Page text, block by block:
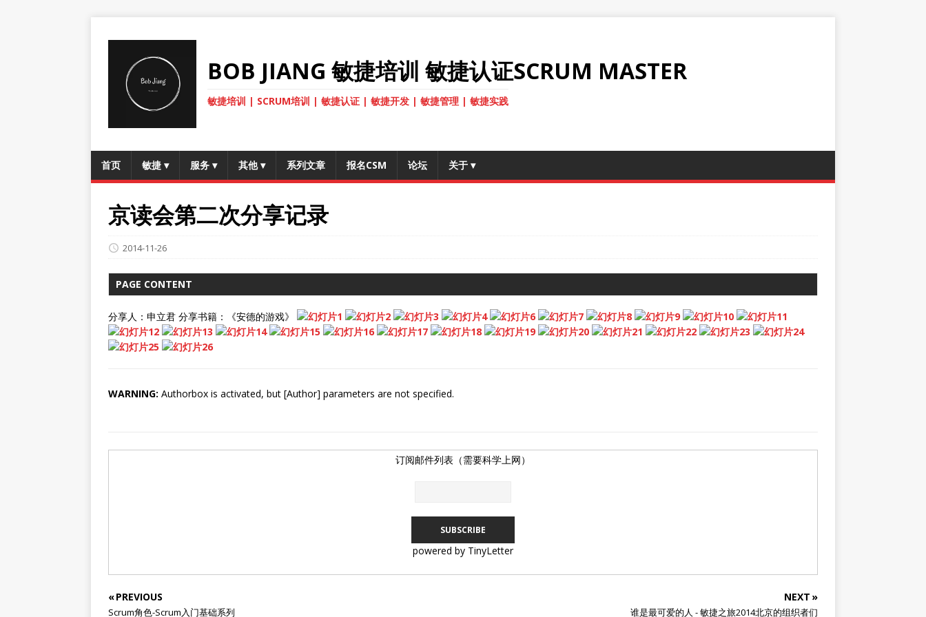
BOB JIANG 敏捷培训 敏捷认证SCRUM MASTER
敏捷培训 | SCRUM培训 | 敏捷认证 | 敏捷开发 | 敏捷管理 | 敏捷实践
首页 敏捷 ▾ 服务 ▾ 其他 ▾ 系列文章 报名CSM 论坛 关于 ▾
京读会第二次分享记录
2014-11-26
PAGE CONTENT
分享人：申立君 分享书籍：《安德的游戏》
WARNING: Authorbox is activated, but [Author] parameters are not specified.
订阅邮件列表（需要科学上网）
powered by TinyLetter
« PREVIOUS
Scrum角色-Scrum入门基础系列
NEXT »
谁是最可爱的人 - 敏捷之旅2014北京的组织者们